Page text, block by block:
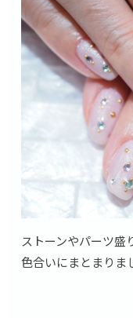
ストーンやパーツ盛
色合いにまとまりま